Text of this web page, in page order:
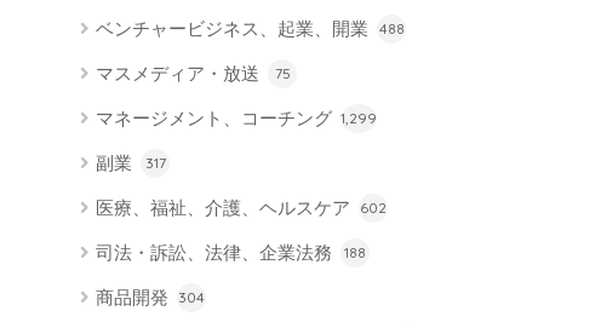
ベンチャービジネス、起業、開業 488
マスメディア・放送 75
マネージメント、コーチング 1,299
副業 317
医療、福祉、介護、ヘルスケア 602
司法・訴訟、法律、企業法務 188
商品開発 304